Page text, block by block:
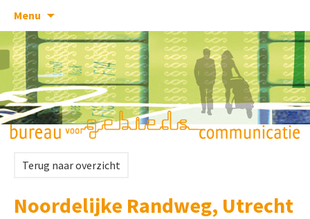
Menu
content
Terug naar overzicht
Noordelijke Randweg, Utrecht